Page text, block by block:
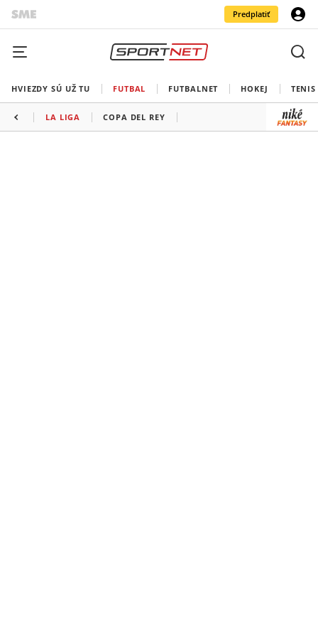
Predplatiť
HVIEZDY SÚ UŽ TU FUTBAL FUTBALNET HOKEJ TENIS
LA LIGA COPA DEL REY